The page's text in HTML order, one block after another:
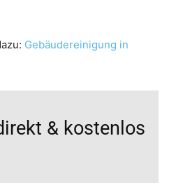
Gebäudereinigung in
& kostenlos